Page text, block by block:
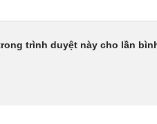
trình duyệt này cho lần